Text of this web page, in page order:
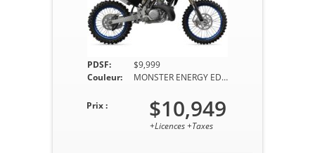
PDSF:
$9,999
Couleur:
MONSTER ENERGY EDITION
Prix : $10,949
+Licences +Taxes